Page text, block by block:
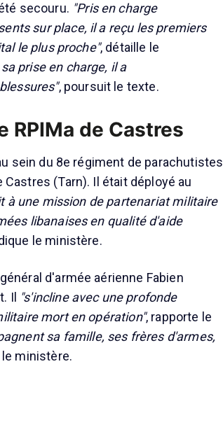
secouru. "Pris en charge
sur place, il a reçu les premiers
le plus proche", détaille le
prise en charge, il a
, poursuit le texte.
RPIMa de Castres
sein du 8e régiment de parachutistes
(Tarn). Il était déployé au
à une mission de partenariat militaire
libanaises en qualité d'aide
le ministère.
d'armée aérienne Fabien
Il "s'incline avec une profonde
mort en opération", rapporte le
sa famille, ses frères d'armes,
ministère.